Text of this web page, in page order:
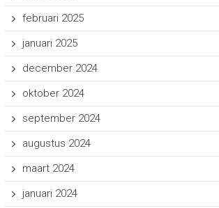
februari 2025
januari 2025
december 2024
oktober 2024
september 2024
augustus 2024
maart 2024
januari 2024